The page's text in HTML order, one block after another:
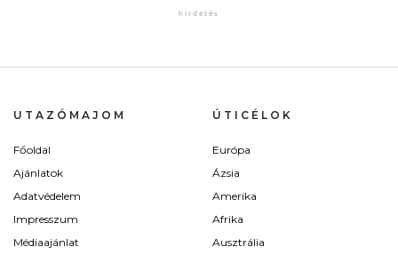
UTAZÓMAJOM
Főoldal
Ajánlatok
Adatvédelem
Impresszum
Médiaajánlat
ÚTICÉLOK
Európa
Ázsia
Amerika
Afrika
Ausztrália